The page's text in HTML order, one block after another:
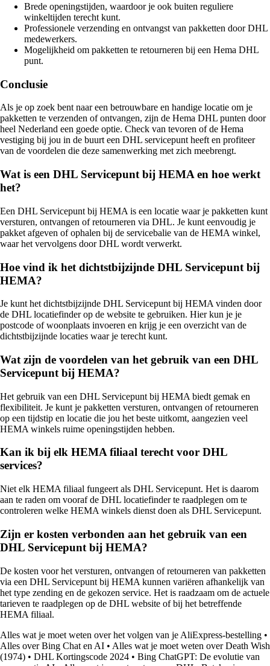
Brede openingstijden, waardoor je ook buiten reguliere
winkeltijden terecht kunt.
Professionele verzending en ontvangst van pakketten door DHL
medewerkers.
Mogelijkheid om pakketten te retourneren bij een Hema DHL
punt.
Conclusie
Als je op zoek bent naar een betrouwbare en handige locatie om je
pakketten te verzenden of ontvangen, zijn de Hema DHL punten door
heel Nederland een goede optie. Check van tevoren of de Hema
vestiging bij jou in de buurt een DHL servicepunt heeft en profiteer
van de voordelen die deze samenwerking met zich meebrengt.
Wat is een DHL Servicepunt bij HEMA en hoe werkt
het?
Een DHL Servicepunt bij HEMA is een locatie waar je pakketten kunt
versturen, ontvangen of retourneren via DHL. Je kunt eenvoudig je
pakket afgeven of ophalen bij de servicebalie van de HEMA winkel,
waar het vervolgens door DHL wordt verwerkt.
Hoe vind ik het dichtstbijzijnde DHL Servicepunt bij
HEMA?
Je kunt het dichtstbijzijnde DHL Servicepunt bij HEMA vinden door
de DHL locatiefinder op de website te gebruiken. Hier kun je je
postcode of woonplaats invoeren en krijg je een overzicht van de
dichtstbijzijnde locaties waar je terecht kunt.
Wat zijn de voordelen van het gebruik van een DHL
Servicepunt bij HEMA?
Het gebruik van een DHL Servicepunt bij HEMA biedt gemak en
flexibiliteit. Je kunt je pakketten versturen, ontvangen of retourneren
op een tijdstip en locatie die jou het beste uitkomt, aangezien veel
HEMA winkels ruime openingstijden hebben.
Kan ik bij elk HEMA filiaal terecht voor DHL
services?
Niet elk HEMA filiaal fungeert als DHL Servicepunt. Het is daarom
aan te raden om vooraf de DHL locatiefinder te raadplegen om te
controleren welke HEMA winkels dienst doen als DHL Servicepunt.
Zijn er kosten verbonden aan het gebruik van een
DHL Servicepunt bij HEMA?
De kosten voor het versturen, ontvangen of retourneren van pakketten
via een DHL Servicepunt bij HEMA kunnen variëren afhankelijk van
het type zending en de gekozen service. Het is raadzaam om de actuele
tarieven te raadplegen op de DHL website of bij het betreffende
HEMA filiaal.
Alles wat je moet weten over het volgen van je AliExpress-bestelling •
Alles over Bing Chat en AI • Alles wat je moet weten over Death Wish
(1974) • DHL Kortingscode 2024 • Bing ChatGPT: De evolutie van